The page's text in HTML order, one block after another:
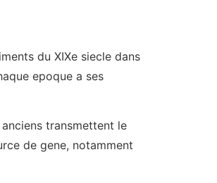
du XIXe siecle dans
epoque a ses
transmettent le
de gene, notamment